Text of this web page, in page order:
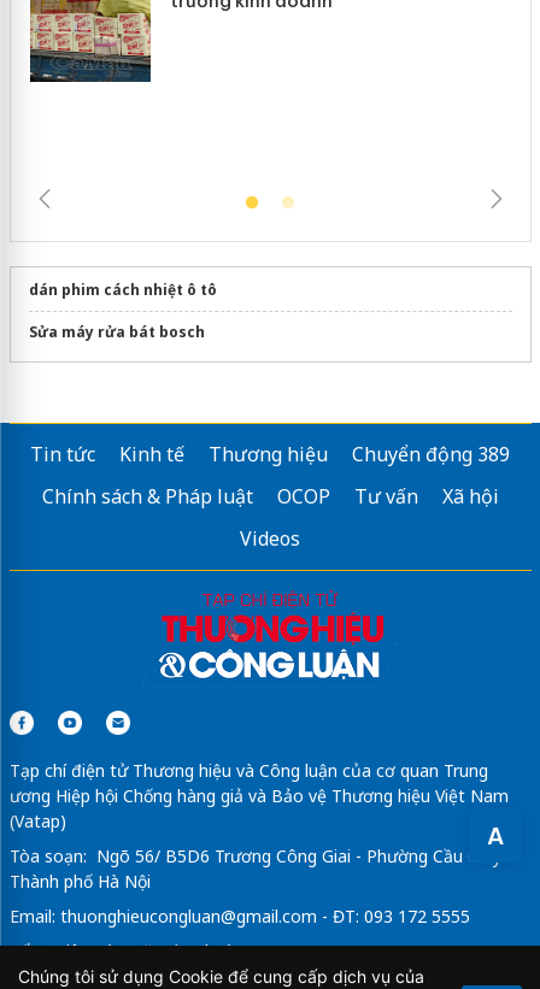
A
dán phim cách nhiệt ô tô
Sửa máy rửa bát bosch
Tin tức Kinh tế Thương hiệu
Chuyển động 389
Chính sách & Pháp luật
OCOP Tư vấn
Xã hội
Videos
Tạp chí điện tử Thương hiệu và Công luận của cơ quan Trung
ương Hiệp hội Chống hàng giả và Bảo vệ Thương hiệu Việt Nam
(Vatap)
Tòa soạn: Ngõ 56/ B5D6 Trương Công Giai - Phường Cầu Giấy -
Thành phố Hà Nội
Email: thuonghieucongluan@gmail.com - ĐT: 093 172 5555
Tổng Biên Tập: Vũ Đức Thuận
Chúng tôi sử dụng Cookie để cung cấp dịch vụ của